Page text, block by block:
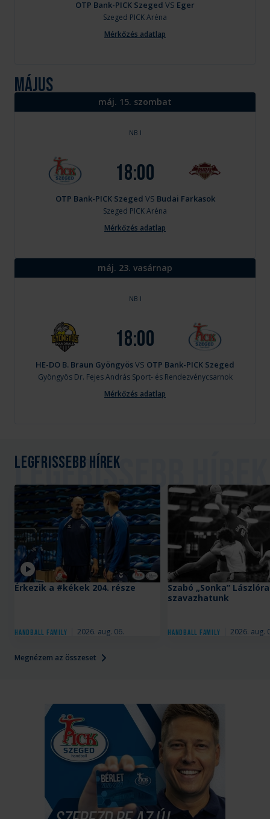
OTP Bank-PICK Szeged VS Eger
Szeged PICK Aréna
Mérkőzés adatlap
május
máj. 15. szombat
NB I
18:00
OTP Bank-PICK Szeged VS Budai Farkasok
Szeged PICK Aréna
Mérkőzés adatlap
máj. 23. vasárnap
NB I
18:00
HE-DO B. Braun GyöngyösVS OTP Bank-PICK Szeged
Gyöngyös Dr. Fejes András Sport- és Rendezvénycsarnok
Mérkőzés adatlap
Legfrissebb hírek
Megnézem az összeset
Videó
Handball Family 2026. aug. 06.
Érkezik a #kékek 204. része
Handball Family 2026. aug.
Szabó „Sonka” Lászlóra
szavazhatunk